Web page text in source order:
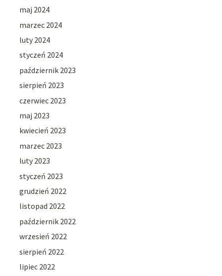
maj 2024
marzec 2024
luty 2024
styczeń 2024
październik 2023
sierpień 2023
czerwiec 2023
maj 2023
kwiecień 2023
marzec 2023
luty 2023
styczeń 2023
grudzień 2022
listopad 2022
październik 2022
wrzesień 2022
sierpień 2022
lipiec 2022